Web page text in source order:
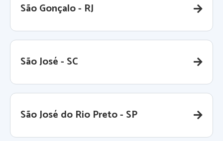
São Gonçalo - RJ
São José - SC
São José do Rio Preto - SP